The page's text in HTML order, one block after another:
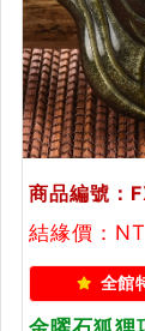
商品編號：
結緣價：
全館